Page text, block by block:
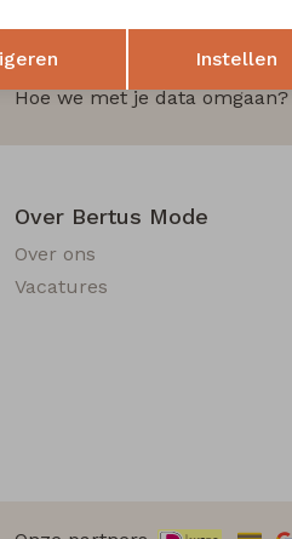
Hoe we met je data
Over Bertus Mode
Over ons
Vacatures
Opslaan
Instellen